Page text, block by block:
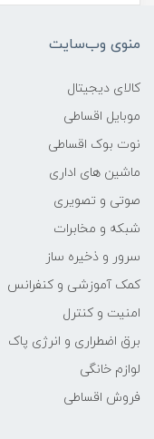
منوی وب‌سایت
کالای دیجیتال
موبایل اقساطی
نوت بوک اقساطی
ماشین های اداری
صوتی و تصویری
شبکه و مخابرات
سرور و ذخیره ساز
کمک آموزشی و کنفرانس
امنیت و کنترل
برق اضطراری و انرژی پاک
لوازم خانگی
فروش اقساطی